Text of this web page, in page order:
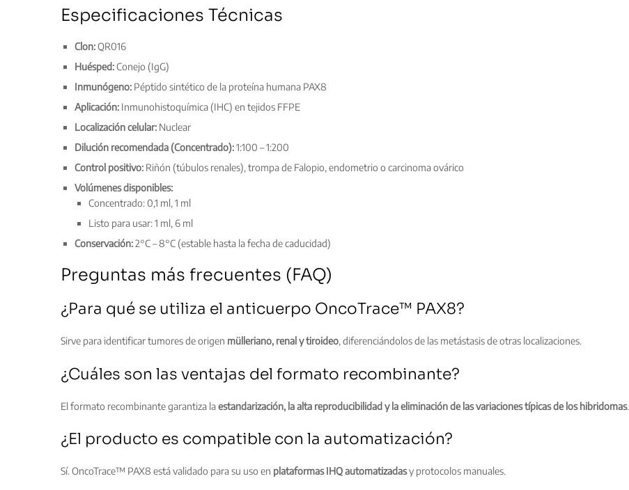
Especificaciones Técnicas
Clon:QR016
Huésped:Conejo (IgG)
Inmunógeno: Péptido sintético de la proteína humana PAX8
Aplicación: Inmunohistoquímica (IHC) en tejidos FFPE
Localización celular: Nuclear
Dilución recomendada (Concentrado):1:100 – 1:200
Control positivo: Riñón (túbulos renales), trompa de Falopio, endometrio o carcinoma ovárico
Volúmenes disponibles:
Concentrado: 0,1 ml, 1 ml
Listo para usar: 1 ml, 6 ml
Conservación:2°C – 8°C (estable hasta la fecha de caducidad)
Preguntas más frecuentes (FAQ)
¿Para qué se utiliza el anticuerpo OncoTrace™ PAX8?
Sirve para identificar tumores de origen mülleriano, renal y tiroideo, diferenciándolos de las metástasis de otras localizaciones.
¿Cuáles son las ventajas del formato recombinante?
El formato recombinante garantiza laestandarización, la alta reproducibilidad y la eliminación de las variaciones típicas de los hibridomas.
¿El producto es compatible con la automatización?
Sí. OncoTrace™ PAX8 está validado para su uso en plataformas IHQ automatizadasy protocolos manuales.